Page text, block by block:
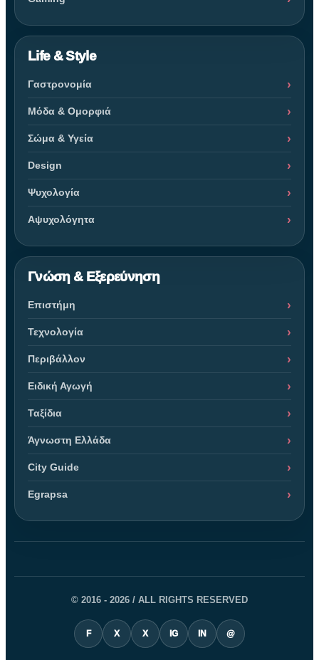
Life & Style
Γαστρονομία
Μόδα & Ομορφιά
Σώμα & Υγεία
Design
Ψυχολογία
Αψυχολόγητα
Γνώση & Εξερεύνηση
Επιστήμη
Τεχνολογία
Περιβάλλον
Ειδική Αγωγή
Ταξίδια
Άγνωστη Ελλάδα
City Guide
Egrapsa
© 2016 - 2026 / ALL RIGHTS RESERVED
F X X IG IN @